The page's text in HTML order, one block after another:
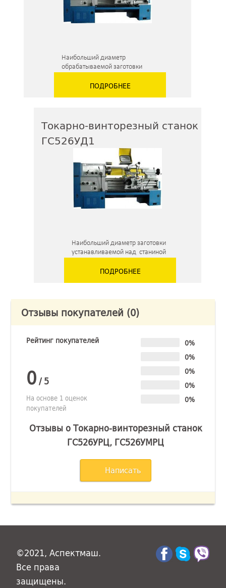
Наибольший диаметр
обрабатываемой заготовки
ПОДРОБНЕЕ
Токарно-винторезный станок
ГС526УД1
Наибольший диаметр заготовки
устанавливаемой над станиной
ПОДРОБНЕЕ
Отзывы покупателей (0)
Рейтинг покупателей
0/5
На основе 1 оценок
покупателей
0%
0%
0%
0%
0%
Отзывы о Токарно-винторезный станок
ГС526УРЦ, ГС526УМРЦ
Написать
©2021, Аспектмаш.
Все права
защищены.